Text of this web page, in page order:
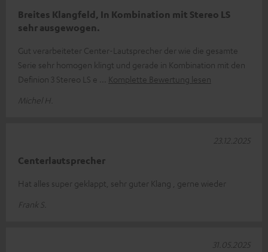
Breites Klangfeld, In Kombination mit Stereo LS
sehr ausgewogen.
Gut verarbeiteter Center-Lautsprecher der wie die gesamte
Serie sehr homogen klingt und gerade in Kombination mit den
Definion 3 Stereo LS e
Komplette Bewertung lesen
Michel H.
Centerlautsprecher
Hat alles super geklappt, sehr guter Klang , gerne wieder
Frank S.
23.12.2025
31.05.2025